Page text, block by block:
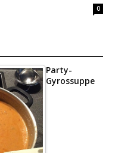
0
Party-
Gyrossuppe